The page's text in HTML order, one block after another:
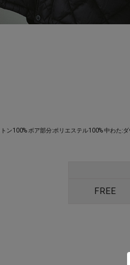
ン100% ボア部分:ポリエステル100% 中わた:
FREE